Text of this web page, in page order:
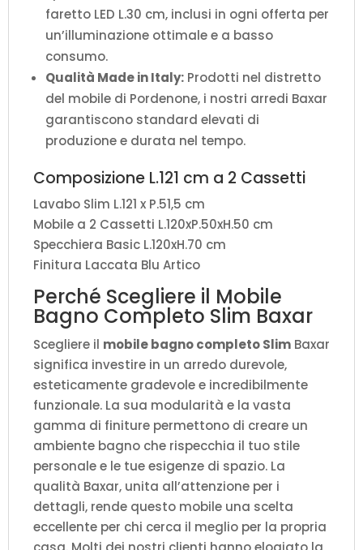
faretto LED L.30 cm, inclusi in ogni offerta per
un’illuminazione ottimale e a basso
consumo.
Qualità Made in Italy: Prodotti nel distretto
del mobile di Pordenone, i nostri arredi Baxar
garantiscono standard elevati di
produzione e durata nel tempo.
Composizione L.121 cm a 2 Cassetti
Lavabo Slim L.121 x P.51,5 cm
Mobile a 2 Cassetti L.120xP.50xH.50 cm
Specchiera Basic L.120xH.70 cm
Finitura Laccata Blu Artico
Perché Scegliere il Mobile
Bagno Completo Slim Baxar
Scegliere il mobile bagno completo Slim Baxar
significa investire in un arredo durevole,
esteticamente gradevole e incredibilmente
funzionale. La sua modularità e la vasta
gamma di finiture permettono di creare un
ambiente bagno che rispecchia il tuo stile
personale e le tue esigenze di spazio. La
qualità Baxar, unita all’attenzione per i
dettagli, rende questo mobile una scelta
eccellente per chi cerca il meglio per la propria